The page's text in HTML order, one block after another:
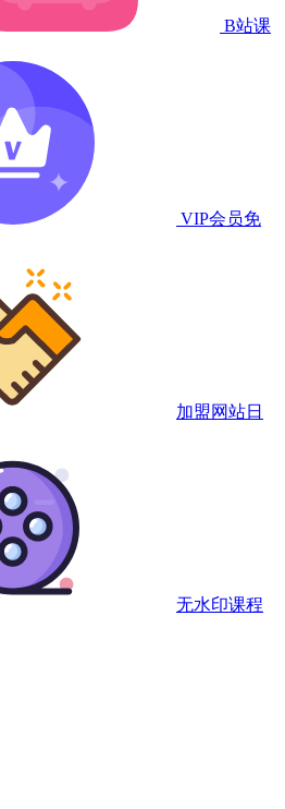
B站课
VIP会员免
加盟网站日
无水印课程